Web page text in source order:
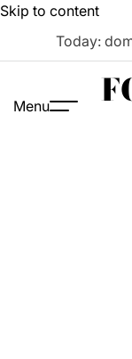
Skip to content
Today:
Menu